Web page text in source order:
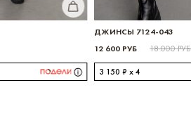
КУПИТЬ
ДЖИНСЫ 7124-043
12 600 РУБ
18 000 РУБ
3 150 ₽ x 4